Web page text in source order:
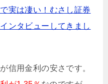
実は凄い！むさし証券
ンタビューしてきまし
信用金利の安さです。